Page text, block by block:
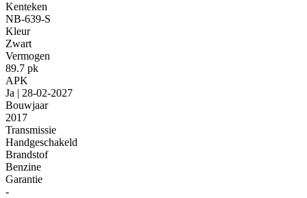
Kenteken
NB-639-S
Kleur
Zwart
Vermogen
89.7 pk
APK
Ja | 28-02-2027
Bouwjaar
2017
Transmissie
Handgeschakeld
Brandstof
Benzine
Garantie
-